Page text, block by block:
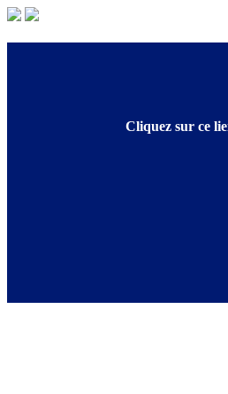
Cliquez sur ce